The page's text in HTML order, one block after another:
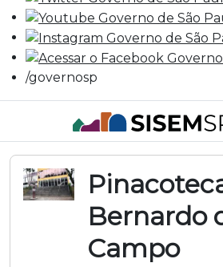
/governosp
Bernardo
Campo